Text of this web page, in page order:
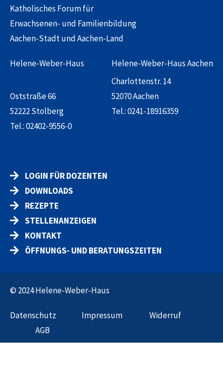
Katholisches Forum für
Erwachsenen- und Familienbildung
Aachen-Stadt und Aachen-Land
Helene-Weber-Haus
Oststraße 66
52222 Stolberg
Tel.:02402-9556-0
Helene-Weber-Haus Aachen
Charlottenstr. 14
52070 Aachen
Tel.:0241-18916359
LOGIN FÜR DOZENTEN
DOWNLOADS
REZEPTE
STELLENANZEIGEN
KONTAKT
ÖFFNUNGS- UND BERATUNGSZEITEN
© 2024 Helene-Weber-Haus
Datenschutz Impressum
Widerruf
AGB